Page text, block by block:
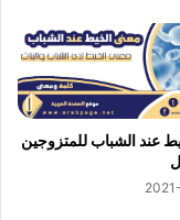
عند الشباب للمتزوجين